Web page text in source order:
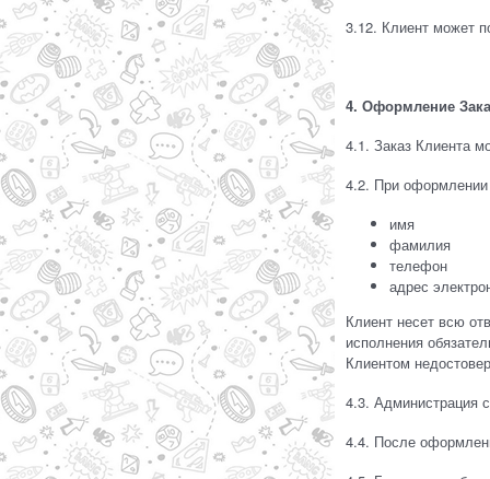
3.12. Клиент может
4. Оформление
4.1. Заказ Клиента
4.2. При
имя
фамилия
телефон
адрес
Клиент несет всю
исполнения
Клиентом
4.3. Администрация
4.4. После